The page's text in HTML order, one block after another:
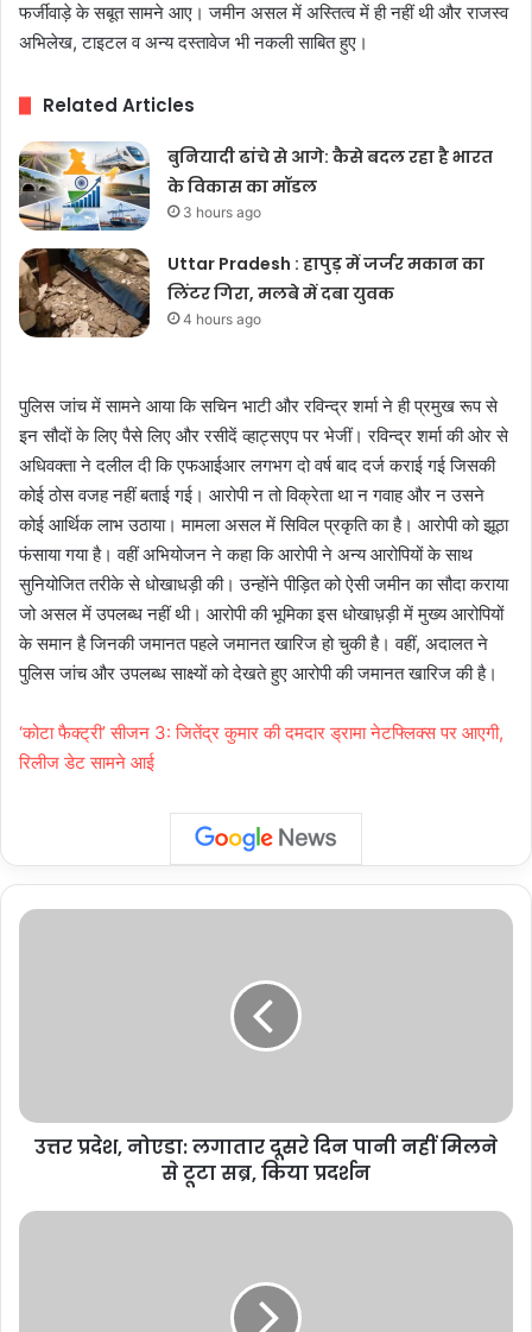
फर्जीवाड़े के सबूत सामने आए। जमीन असल में अस्तित्व में ही नहीं थी और राजस्व
अभिलेख, टाइटल व अन्य दस्तावेज भी नकली साबित हुए।
Related Articles
बुनियादी ढांचे से आगे: कैसे बदल रहा है भारत
के विकास का मॉडल
3 hours ago
Uttar Pradesh : हापुड़ में जर्जर मकान का
लिंटर गिरा, मलबे में दबा युवक
4 hours ago
पुलिस जांच में सामने आया कि सचिन भाटी और रविन्द्र शर्मा ने ही प्रमुख रूप से
इन सौदों के लिए पैसे लिए और रसीदें व्हाट्सएप पर भेजीं। रविन्द्र शर्मा की ओर से
अधिवक्ता ने दलील दी कि एफआईआर लगभग दो वर्ष बाद दर्ज कराई गई जिसकी
कोई ठोस वजह नहीं बताई गई। आरोपी न तो विक्रेता था न गवाह और न उसने
कोई आर्थिक लाभ उठाया। मामला असल में सिविल प्रकृति का है। आरोपी को झूठा
फंसाया गया है। वहीं अभियोजन ने कहा कि आरोपी ने अन्य आरोपियों के साथ
सुनियोजित तरीके से धोखाधड़ी की। उन्होंने पीड़ित को ऐसी जमीन का सौदा कराया
जो असल में उपलब्ध नहीं थी। आरोपी की भूमिका इस धोखाध़ड़ी में मुख्य आरोपियों
के समान है जिनकी जमानत पहले जमानत खारिज हो चुकी है। वहीं, अदालत ने
पुलिस जांच और उपलब्ध साक्ष्यों को देखते हुए आरोपी की जमानत खारिज की है।
‘कोटा फैक्ट्री’ सीजन 3: जितेंद्र कुमार की दमदार ड्रामा नेटफ्लिक्स पर आएगी,
रिलीज डेट सामने आई
उत्तर
मिलने
किया
उत्तर प्रदेश, नोएडा: लगातार दूसरे दिन पानी नहीं मिलने
से टूटा सब्र, किया प्रदर्शन
उत्तर